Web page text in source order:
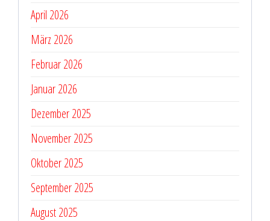
April 2026
März 2026
Februar 2026
Januar 2026
Dezember 2025
November 2025
Oktober 2025
September 2025
August 2025